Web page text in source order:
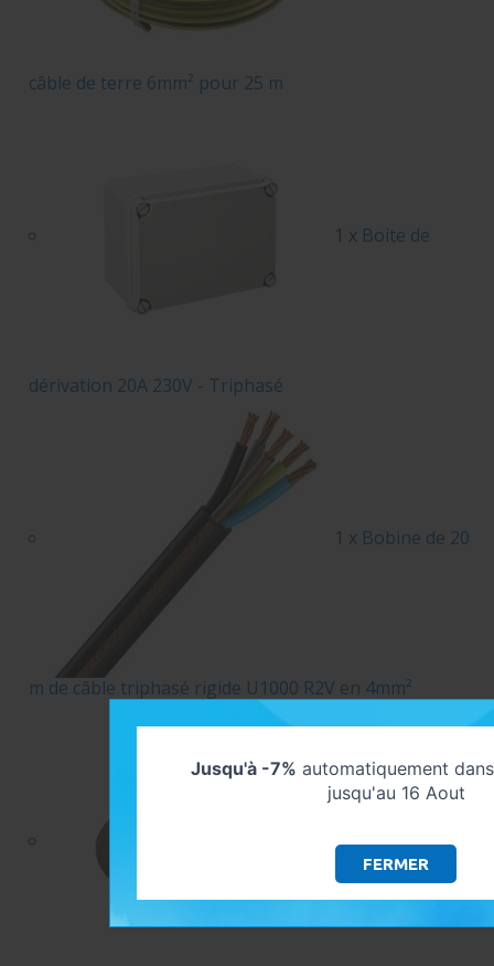
câble de terre 6mm² pour 25 m
1 x Boite de
dérivation 20A 230V - Triphasé
1 x Bobine de 20
m de câble triphasé rigide U1000 R2V en 4mm²
2 xCosse plate
Jusqu'à -7% automatiquement
jusqu'au 16 Aout
FERMER